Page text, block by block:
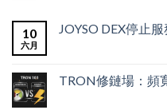
10
六月
JOYSO DEX停止
TRON修鏈場：頻